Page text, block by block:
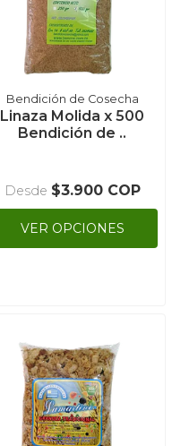
Bendición de Cosecha
Linaza Molida x 500
Bendición de ..
Desde $3.900 COP
VER OPCIONES